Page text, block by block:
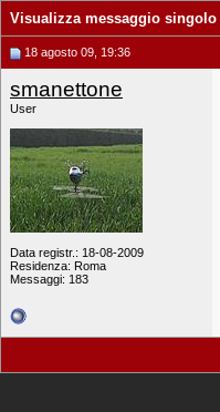
Visualizza messaggio singolo
18 agosto 09, 19:36
smanettone
User
Data registr.: 18-08-2009
Residenza: Roma
Messaggi: 183